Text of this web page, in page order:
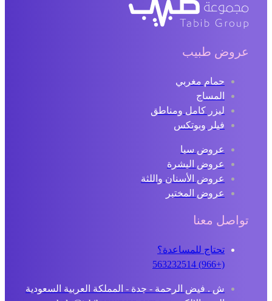
عروض طبيب
حمام مغربي
المساج
ليزر كامل ومناطق
فيلر وبوتكس
عروض سبا
عروض البشرة
عروض الأسنان واللثة
عروض المختبر
تواصل معنا
تحتاج للمساعدة؟
ش . فيض الرحمة - جدة - المملكة العربية السعودية